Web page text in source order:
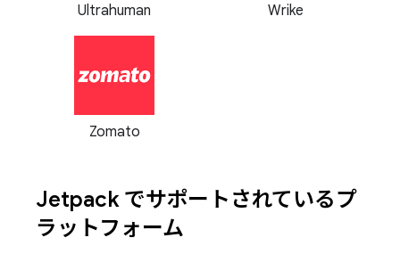
Ultrahuman Wrike
Zomato
Jetpack でサポートされているプ
ラットフォーム